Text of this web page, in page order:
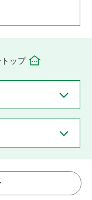
ップ